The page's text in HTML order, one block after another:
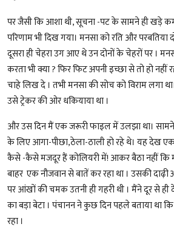
पर जैसी कि आशा थी, सूचना -पट के सामने ही खड़े
परिणाम भी दिख गया। मनसा को रति और परबतिया
दूसरा ही चेहरा उग आए थे उन दोनों के चेहरों पर ।
करता भी क्या ? फिर फिट अपनी इच्छा से तो हो नहीं
चाहे लिख दे । तभी मनसा की सोच को विराम लगा
उसे ट्रेकर की ओर धकियाया था ।
और उस दिन मैं एक जरूरी फाइल में उलझा था।
के लिए आगा-पीछा,ठेला-ठाली हो रहे थे। यह देख
कैसे -कैसे मजदूर हैं कोलियरी में! आकर बैठा नहीं कि
बाहर एक नौजवान से बातें कर रहा था । उसकी
पर आंखों की चमक उतनी ही गहरी थी । मैंने दूर से ही
का बड़ा बेटा । पंचानन ने कुछ दिन पहले बताया था
रहा ।